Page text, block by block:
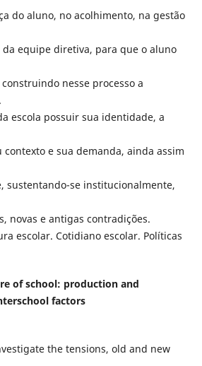
do aluno, no acolhimento, na gestão
equipe diretiva, para que o aluno
nesse processo a
escola possuir sua identidade, a
e sua demanda, ainda assim
sustentando-se institucionalmente,
novas e antigas contradições.
escolar. Cotidiano escolar. Políticas
of school: production and
factors
the tensions, old and new